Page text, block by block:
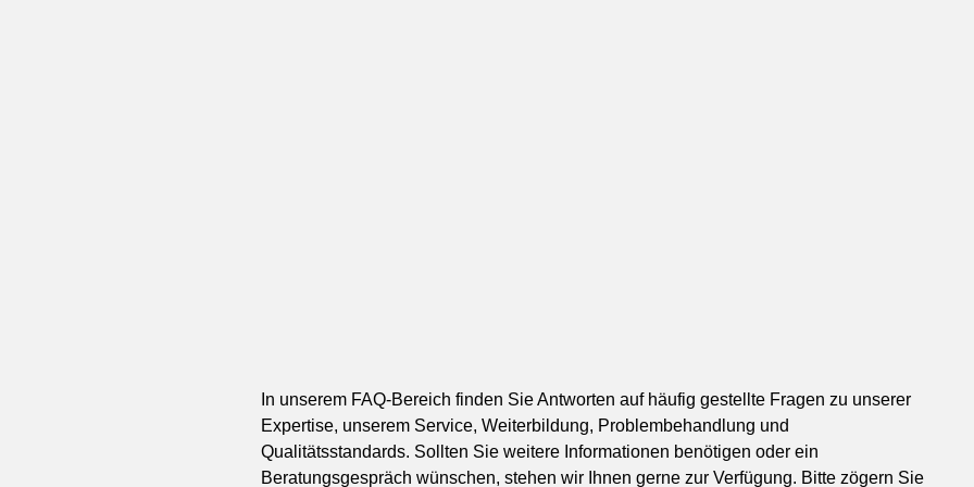
In unserem FAQ-Bereich finden Sie Antworten auf häufig gestellte Fragen zu unserer
Expertise, unserem Service, Weiterbildung, Problembehandlung und
Qualitätsstandards. Sollten Sie weitere Informationen benötigen oder ein
Beratungsgespräch wünschen, stehen wir Ihnen gerne zur Verfügung. Bitte zögern Sie